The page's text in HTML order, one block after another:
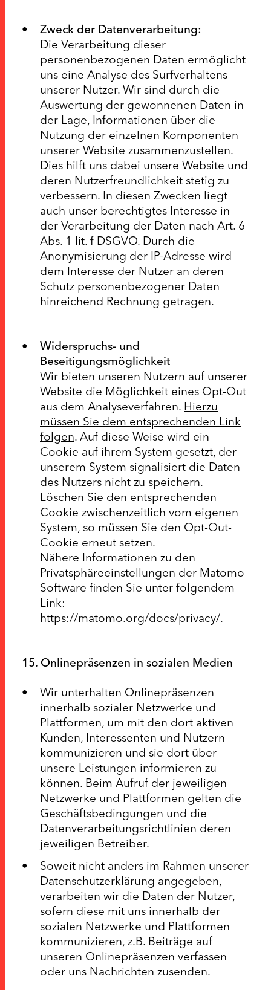
Zweck der Datenverarbeitung:
Die Verarbeitung dieser
personenbezogenen Daten ermöglicht
uns eine Analyse des Surfverhaltens
unserer Nutzer. Wir sind durch die
Auswertung der gewonnenen Daten in
der Lage, Informationen über die
Nutzung der einzelnen Komponenten
unserer Website zusammenzustellen.
Dies hilft uns dabei unsere Website und
deren Nutzerfreundlichkeit stetig zu
verbessern. In diesen Zwecken liegt
auch unser berechtigtes Interesse in
der Verarbeitung der Daten nach Art. 6
Abs. 1 lit. f DSGVO. Durch die
Anonymisierung der IP-Adresse wird
dem Interesse der Nutzer an deren
Schutz personenbezogener Daten
hinreichend Rechnung getragen.
Widerspruchs- und
Beseitigungsmöglichkeit
Wir bieten unseren Nutzern auf unserer
Website die Möglichkeit eines Opt-Out
aus dem Analyseverfahren. Hierzu
müssen Sie dem entsprechenden Link
folgen. Auf diese Weise wird ein
Cookie auf ihrem System gesetzt, der
unserem System signalisiert die Daten
des Nutzers nicht zu speichern.
Löschen Sie den entsprechenden
Cookie zwischenzeitlich vom eigenen
System, so müssen Sie den Opt-Out-
Cookie erneut setzen.
Nähere Informationen zu den
Privatsphäreeinstellungen der Matomo
Software finden Sie unter folgendem
Link:
https://matomo.org/docs/privacy/.
15. Onlinepräsenzen in sozialen Medien
Wir unterhalten Onlinepräsenzen
innerhalb sozialer Netzwerke und
Plattformen, um mit den dort aktiven
Kunden, Interessenten und Nutzern
kommunizieren und sie dort über
unsere Leistungen informieren zu
können. Beim Aufruf der jeweiligen
Netzwerke und Plattformen gelten die
Geschäftsbedingungen und die
Datenverarbeitungsrichtlinien deren
jeweiligen Betreiber.
Soweit nicht anders im Rahmen unserer
Datenschutzerklärung angegeben,
verarbeiten wir die Daten der Nutzer,
sofern diese mit uns innerhalb der
sozialen Netzwerke und Plattformen
kommunizieren, z.B. Beiträge auf
unseren Onlinepräsenzen verfassen
oder uns Nachrichten zusenden.